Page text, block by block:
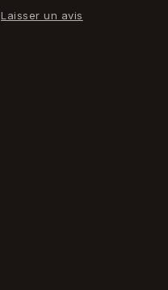
Laisser un avis